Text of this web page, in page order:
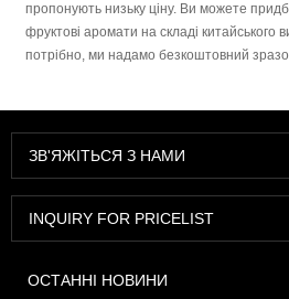
пропонують низьку ціну. Ви можете
фруктові аромати на складі
потрібно, ми надамо безкоштовний
ЗВ'ЯЖІТЬСЯ З НАМИ
INQUIRY FOR PRICELIST
ОСТАННІ НОВИНИ